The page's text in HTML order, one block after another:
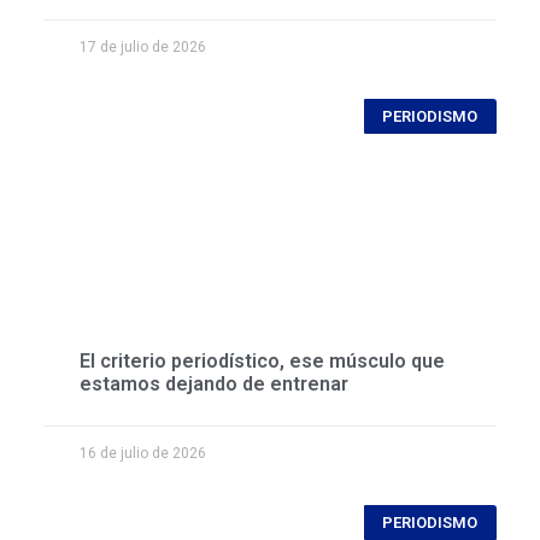
17 de julio de 2026
PERIODISMO
El criterio periodístico, ese músculo que
estamos dejando de entrenar
16 de julio de 2026
PERIODISMO